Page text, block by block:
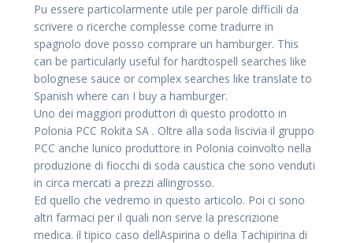
Pu essere particolarmente utile per parole difficili da
scrivere o ricerche complesse come tradurre in
spagnolo dove posso comprare un hamburger. This
can be particularly useful for hardtospell searches like
bolognese sauce or complex searches like translate to
Spanish where can I buy a hamburger.
Uno dei maggiori produttori di questo prodotto in
Polonia PCC Rokita SA . Oltre alla soda liscivia il gruppo
PCC anche lunico produttore in Polonia coinvolto nella
produzione di fiocchi di soda caustica che sono venduti
in circa mercati a prezzi allingrosso.
Ed quello che vedremo in questo articolo. Poi ci sono
altri farmaci per il quali non serve la prescrizione
medica. il tipico caso dellAspirina o della Tachipirina di